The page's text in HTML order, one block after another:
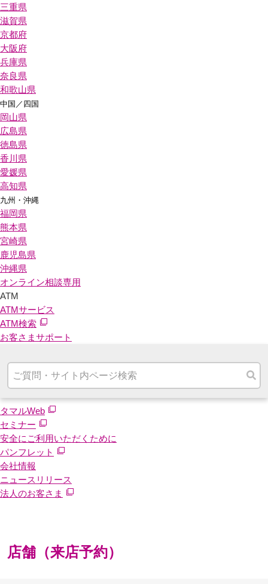
三重県
滋賀県
京都府
大阪府
兵庫県
奈良県
和歌山県
中国／四国
岡山県
広島県
徳島県
香川県
愛媛県
高知県
九州・沖縄
福岡県
熊本県
宮崎県
鹿児島県
沖縄県
オンライン相談専用
ATM
ATMサービス
ATM検索
お客さまサポート
タマルWeb
セミナー
安全にご利用いただくために
パンフレット
会社情報
ニュースリリース
法人のお客さま
店舗（来店予約）